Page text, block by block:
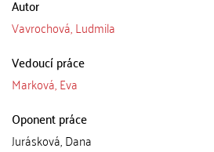
Autor
Vavrochová, Ludmila
Vedoucí práce
Marková, Eva
Oponent práce
Jurásková, Dana